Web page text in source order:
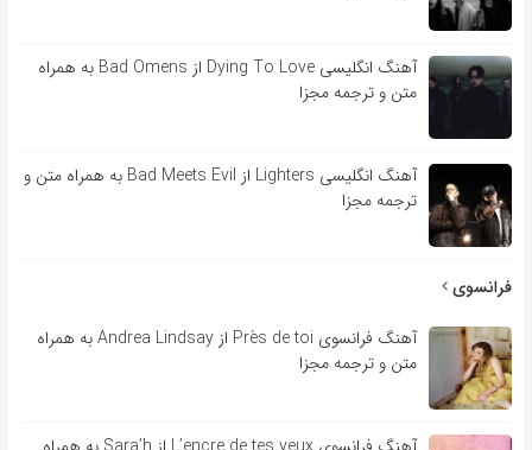
آهنگ انگلیسی Dying To Love از Bad Omens به همراه
متن و ترجمه مجزا
آهنگ انگلیسی Lighters از Bad Meets Evil به همراه متن و
ترجمه مجزا
فرانسوی
آهنگ فرانسوی Près de toi از Andrea Lindsay به همراه
متن و ترجمه مجزا